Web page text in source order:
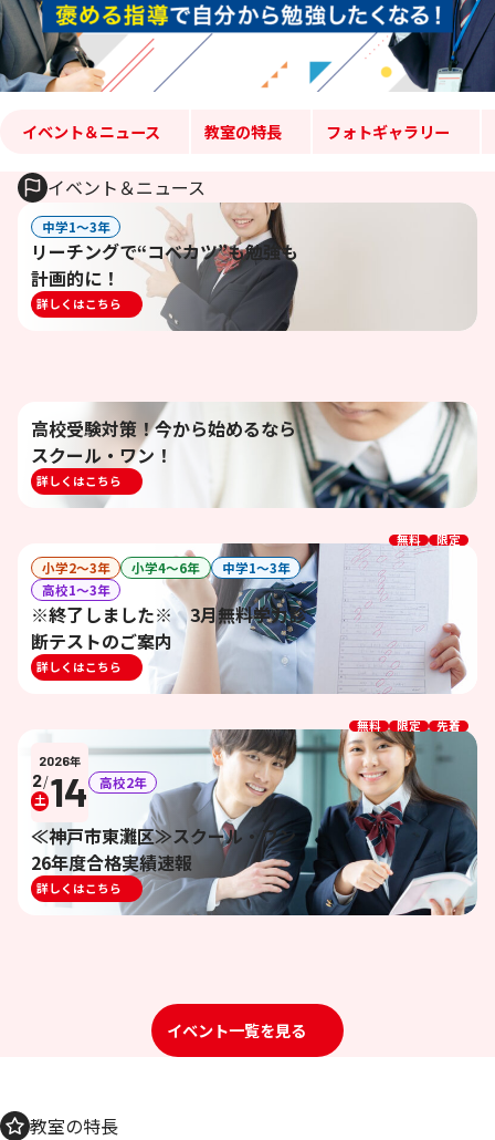
イベント＆ニュース 教室の特長 フォトギャラリー
イベント＆ニュース
中学1〜3年
リーチングで“コベカツ”も勉強も
計画的に！
詳しくはこちら
高校受験対策！今から始めるなら
スクール・ワン！
詳しくはこちら
小学2〜3年 小学4〜6年
中学1〜3年
高校1〜3年
※終了しました※ 3月無料学力診
断テストのご案内
詳しくはこちら
無料 限定
2026年
2/14
土
高校2年
≪神戸市東灘区≫スクール・ワン
26年度合格実績速報
詳しくはこちら
無料 限定 先着
イベント一覧を見る
教室の特長